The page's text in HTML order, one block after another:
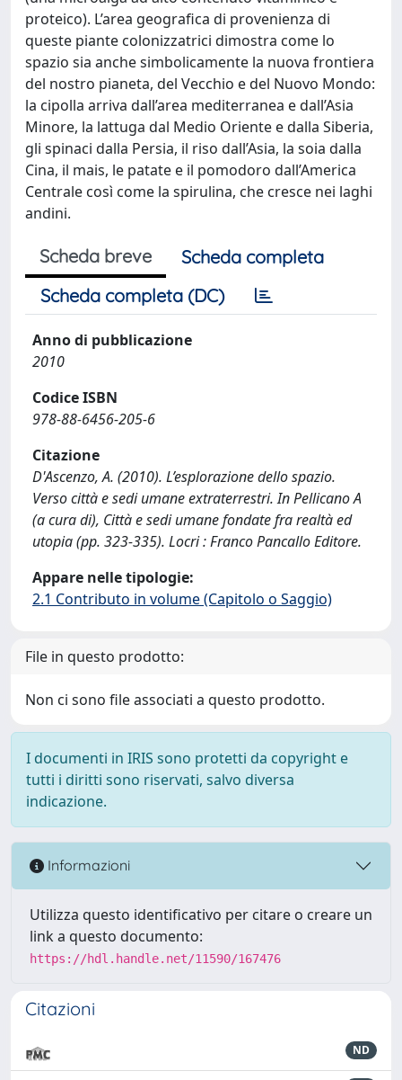
proteico). L’area geografica di provenienza di
queste piante colonizzatrici dimostra come lo
spazio sia anche simbolicamente la nuova frontiera
del nostro pianeta, del Vecchio e del Nuovo Mondo:
la cipolla arriva dall’area mediterranea e dall’Asia
Minore, la lattuga dal Medio Oriente e dalla Siberia,
gli spinaci dalla Persia, il riso dall’Asia, la soia dalla
Cina, il mais, le patate e il pomodoro dall’America
Centrale così come la spirulina, che cresce nei laghi
andini.
Scheda breve
Scheda completa
Scheda completa (DC)
Anno di pubblicazione
2010
Codice ISBN
978-88-6456-205-6
Citazione
D'Ascenzo, A. (2010). L’esplorazione dello spazio.
Verso città e sedi umane extraterrestri. In Pellicano A
(a cura di), Città e sedi umane fondate fra realtà ed
utopia (pp. 323-335). Locri : Franco Pancallo Editore.
Appare nelle tipologie:
2.1 Contributo in volume (Capitolo o Saggio)
File in questo prodotto:
Non ci sono file associati a questo prodotto.
I documenti in IRIS sono protetti da copyright e
tutti i diritti sono riservati, salvo diversa
indicazione.
Informazioni
Utilizza questo identificativo per citare o creare un
link a questo documento:
https://hdl.handle.net/11590/167476
Citazioni
ND